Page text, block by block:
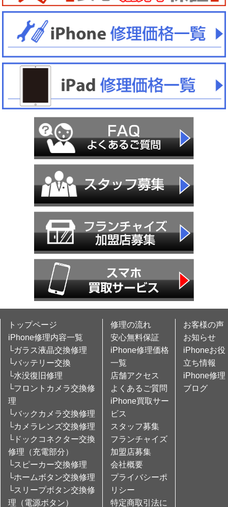
トップページ
iPhone修理内容一覧
└ガラス液晶交換修理
└バッテリー交換
└水没復旧修理
└フロントカメラ交換修
理
└バックカメラ交換修理
└カメラレンズ交換修理
└ドックコネクター交換
修理（充電部分）
└スピーカー交換修理
└ホームボタン交換修理
└スリープボタン交換修
理（電源ボタン）
修理の流れ
安心無料保証
iPhone修理価格
一覧
店舗アクセス
よくあるご質問
iPhone買取サー
ビス
スタッフ募集
フランチャイズ
加盟店募集
会社概要
プライバシーポ
リシー
特定商取引法に
お客様の声
お知らせ
iPhoneお役
立ち情報
iPhone修理
ブログ